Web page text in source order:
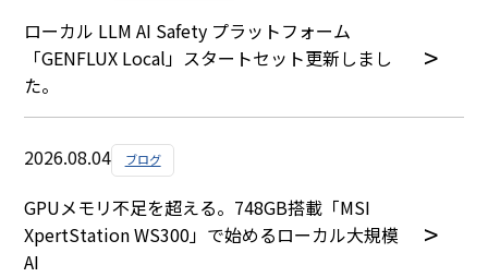
ローカル LLM AI Safety プラットフォーム
「GENFLUX Local」スタートセット更新しまし
た。
2026.08.04 ブログ
GPUメモリ不足を超える。748GB搭載「MSI
XpertStation WS300」で始めるローカル大規模
AI